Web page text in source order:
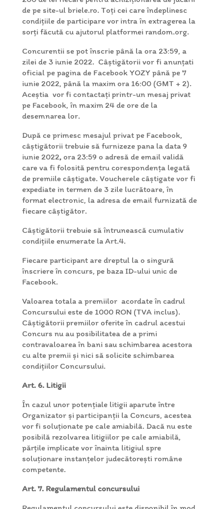
de pe site-ul briele.ro. Toți cei care îndeplinesc
condițiile de participare vor intra în extragerea la
sorți făcută cu ajutorul platformei random.org.
Concurentii se pot înscrie până la ora 23:59, a
zilei de 3 iunie 2022. Câștigătorii vor fi anunțati
oficial pe pagina de Facebook YOZY până pe 7
iunie 2022, până la maxim ora 16:00 (GMT + 2).
Aceștia vor fi contactați printr-un mesaj privat
pe Facebook, în maxim 24 de ore de la
desemnarea lor.
După ce primesc mesajul privat pe Facebook,
câștigătorii trebuie să furnizeze pana la data 9
iunie 2022, ora 23:59 o adresă de email validă
care va fi folosită pentru corespondența legată
de premiile câștigate. Voucherele câștigate vor fi
expediate in termen de 3 zile lucrătoare, în
format electronic, la adresa de email furnizată de
fiecare câștigător.
Câștigătorii trebuie să întrunească cumulativ
condițiile enumerate la Art.4.
Fiecare participant are dreptul la o singură
înscriere în concurs, pe baza ID-ului unic de
Facebook.
Valoarea totala a premiilor acordate în cadrul
Concursului este de 1000 RON (TVA inclus).
Câștigătorii premiilor oferite în cadrul acestui
Concurs nu au posibilitatea de a primi
contravaloarea în bani sau schimbarea acestora
cu alte premii și nici să solicite schimbarea
condițiilor Concursului.
Art. 6. Litigii
În cazul unor potențiale litigii aparute între
Organizator și participanții la Concurs, acestea
vor fi soluţionate pe cale amiabilă. Dacă nu este
posibilă rezolvarea litigiilor pe cale amiabilă,
părțile implicate vor înainta litigiul spre
soluționare instanțelor judecătorești române
competente.
Art. 7. Regulamentul concursului